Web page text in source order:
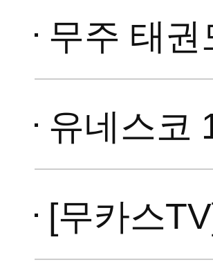
무주 태권도원,
유네스코 13년
[무카스TV]